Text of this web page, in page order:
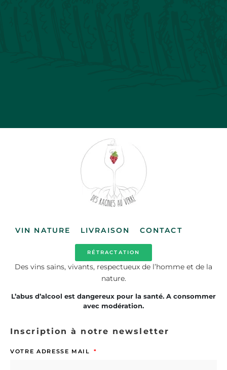
VIN NATURE LIVRAISON CONTACT
RÉTRACTATION
Des vins sains, vivants, respectueux de l’homme et de la
nature.
L’abus d’alcool est dangereux pour la santé. A consommer
avec modération.
Inscription à notre newsletter
VOTRE ADRESSE MAIL